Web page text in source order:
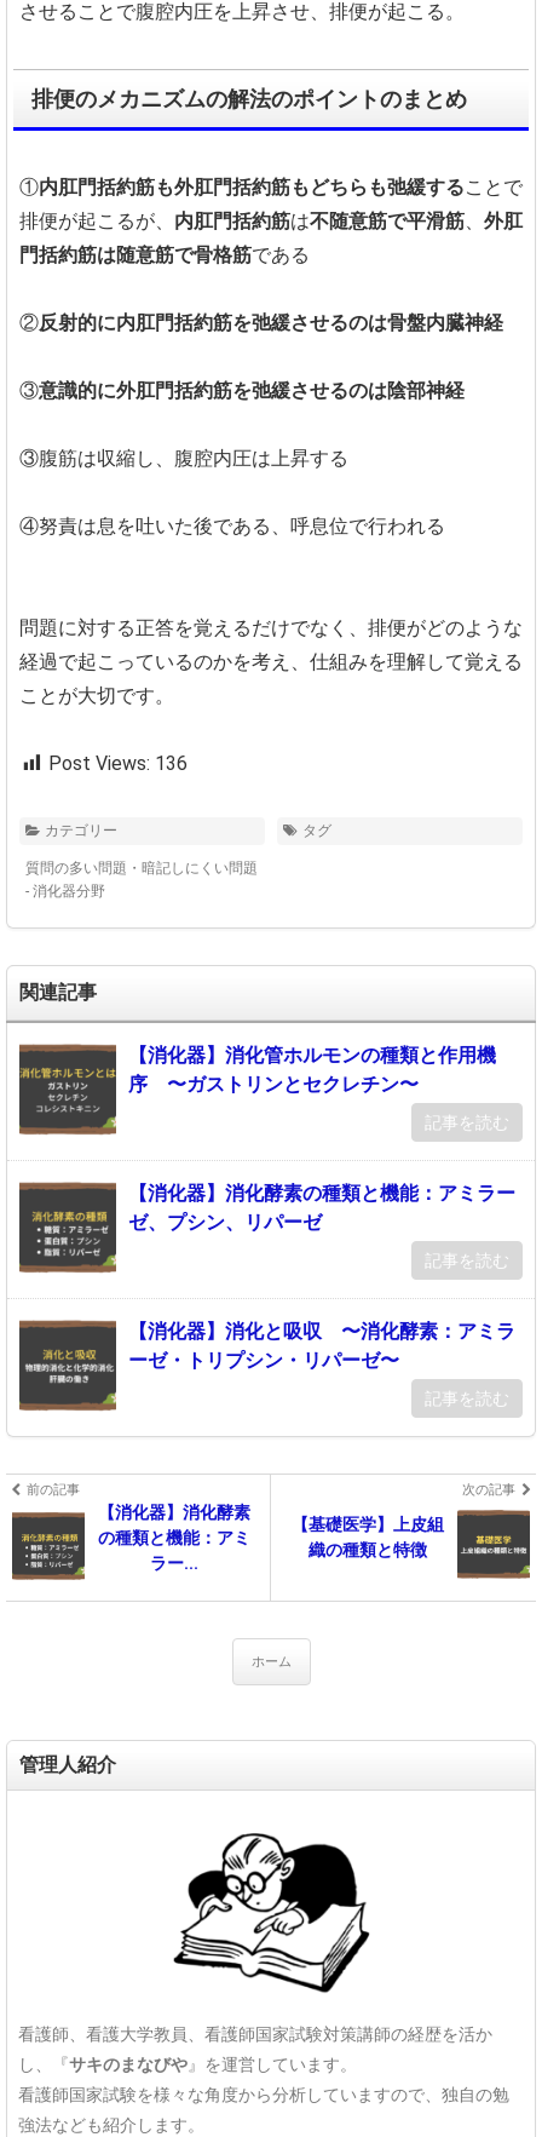
させることで腹腔内圧を上昇させ、排便が起こる。
排便のメカニズムの解法のポイントのまとめ
①内肛門括約筋も外肛門括約筋もどちらも弛緩することで
排便が起こるが、 内肛門括約筋は不随意筋で平滑筋、 外肛
門括約筋は随意筋で骨格筋である
②反射的に内肛門括約筋を弛緩させるのは骨盤内臓神経
③意識的に外肛門括約筋を弛緩させるのは陰部神経
③腹筋は収縮し、腹腔内圧は上昇する
④努責は息を吐いた後である、呼息位で行われる
問題に対する正答を覚えるだけでなく、排便がどのような
経過で起こっているのかを考え、仕組みを理解して覚える
ことが大切です。
Post Views: 136
カテゴリー
質問の多い問題・暗記しにくい問題
- 消化器分野
タグ
関連記事
【消化器】消化管ホルモンの種類と作用機
序 〜ガストリンとセクレチン〜
記事を読む
【消化器】消化酵素の種類と機能：アミラー
ゼ、プシン、リパーゼ
記事を読む
【消化器】消化と吸収 〜消化酵素：アミラ
ーゼ・トリプシン・リパーゼ〜
記事を読む
前の記事
【消化器】消化酵素
の種類と機能：アミ
ラー...
次の記事
【基礎医学】上皮組
織の種類と特徴
ホーム
管理人紹介
看護師、看護大学教員、看護師国家試験対策講師の経歴を活か
し、『サキのまなびや 』を運営しています。
看護師国家試験を様々な角度から分析していますので、独自の勉
強法なども紹介します。